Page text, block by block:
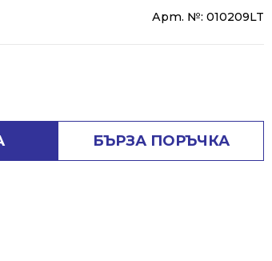
Арт. №: 010209LT
БЪРЗА ПОРЪЧКА